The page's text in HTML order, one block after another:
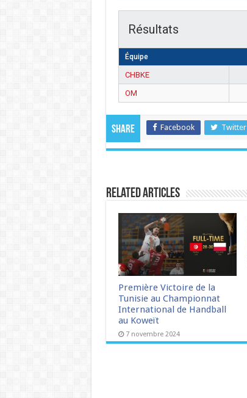
Résultats
Équipe
CHBKE
OM
Share Facebook Twitter
Related Articles
Première Victoire de la
Tunisie au Championnat
International de Handball
au Koweït
7 novembre 2024